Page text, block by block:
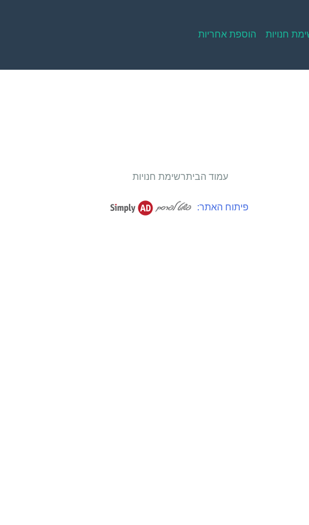
חנויות הוספת אחריות
עמוד הביתרשימת חנויות
פיתוח האתר: